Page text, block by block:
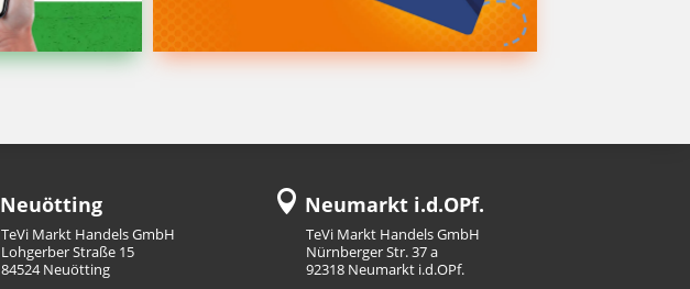
Neuötting
TeVi Markt Handels GmbH
Lohgerber Straße 15
84524 Neuötting
 Neumarkt i.d.OPf.
TeVi Markt Handels GmbH
Nürnberger Str. 37 a
92318 Neumarkt i.d.OPf.